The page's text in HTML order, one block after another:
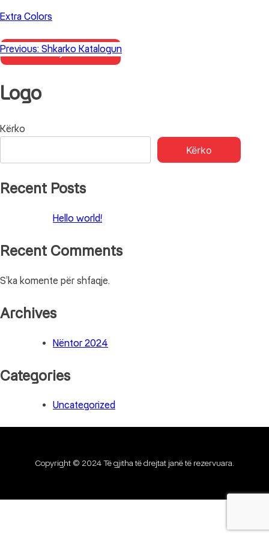
Skip
content
Extra Colors
Primary Menu
Logo
Lëvizje
Previous: Shkarko Katalogun
Kërko
Kërko
Recent Posts
Hello world!
Recent Comments
S’ka komente për shfaqje.
Archives
Nëntor 2024
Categories
Uncategorized
Copyright © 2024 Të gjitha të drejtat janë të rezervuara.